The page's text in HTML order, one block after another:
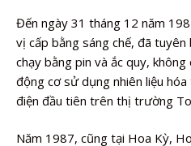
Đến ngày 31 tháng 12 năm
vị cấp bằng sáng chế, đã
chạy bằng pin và ắc quy,
động cơ sử dụng nhiên liệu
điện đầu tiên trên thị trường
Năm 1987, cũng tại Hoa Kỳ,